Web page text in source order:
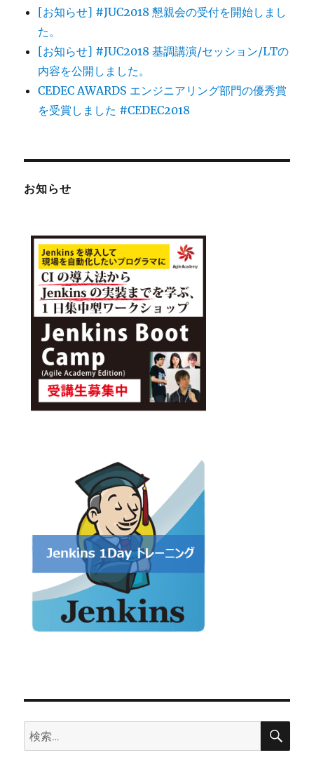
[お知らせ] #JUC2018 懇親会の受付を開始しまし
た。
[お知らせ] #JUC2018 基調講演/セッション/LTの
内容を公開しました。
CEDEC AWARDS エンジニアリング部門の優秀賞
を受賞しました #CEDEC2018
お知らせ
検
索:
検